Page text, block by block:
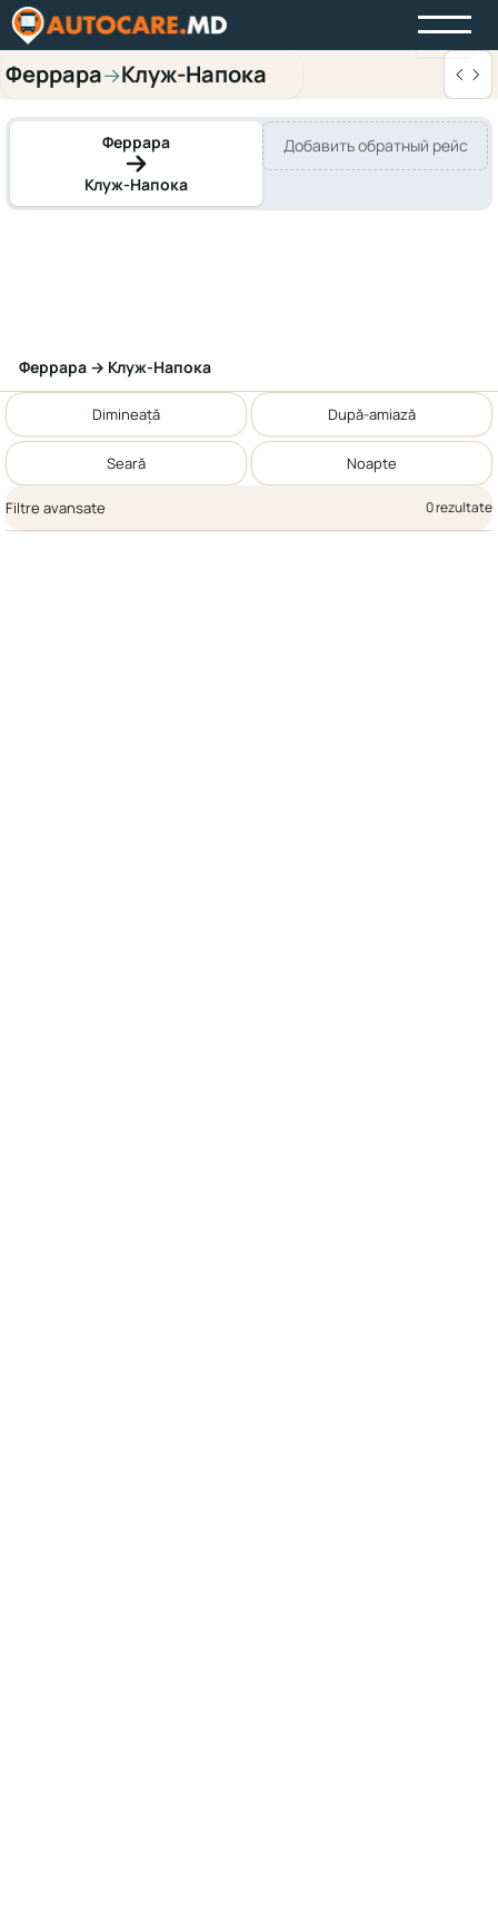
Феррара→Клуж-Напока
Феррара
Клуж-Напока
Добавить обратный рейс
Феррара → Клуж-Напока
Dimineață După-amiază
Seară Noapte
Filtre avansate 0 rezultate